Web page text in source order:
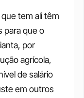
tem ali têm
para que o
por
agrícola,
de salário
em outros